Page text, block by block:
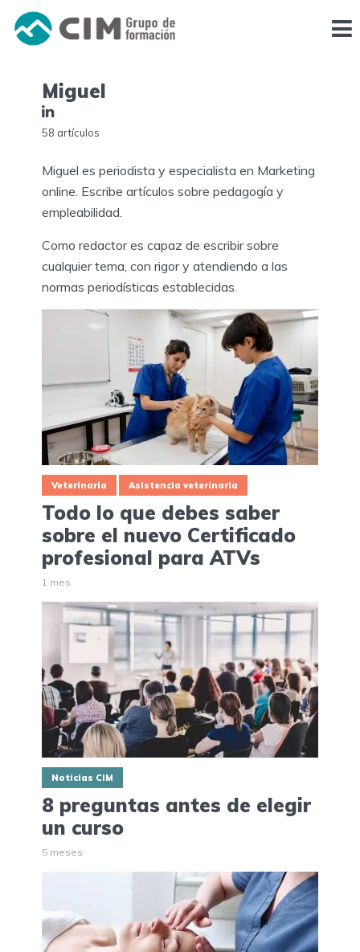
Miguel
58 artículos
Miguel es periodista y especialista en Marketing
online. Escribe artículos sobre pedagogía y
empleabilidad.
Como redactor es capaz de escribir sobre
cualquier tema, con rigor y atendiendo a las
normas periodísticas establecidas.
Veterinaria Asistencia veterinaria
Todo lo que debes saber
sobre el nuevo Certificado
profesional para ATVs
1 mes
Noticias CIM
8 preguntas antes de elegir
un curso
5 meses